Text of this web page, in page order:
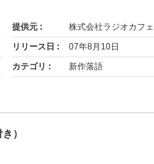
提供元 :
株式会社ラジオカフェ
リリース日 :
07年8月10日
カテゴリ :
新作落語
）